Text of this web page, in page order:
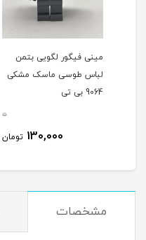
مینی فیگور لگویی بتمن
لباس طوسی ماسک مشکی
9064 بی تی
0
130,000 تومان
مشخصات